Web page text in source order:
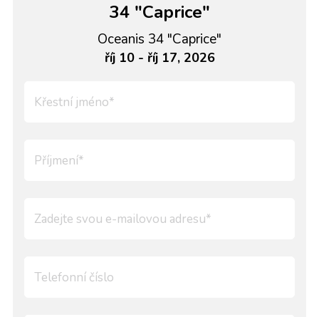
34 "Caprice"
Oceanis 34 "Caprice"
říj 10 - říj 17, 2026